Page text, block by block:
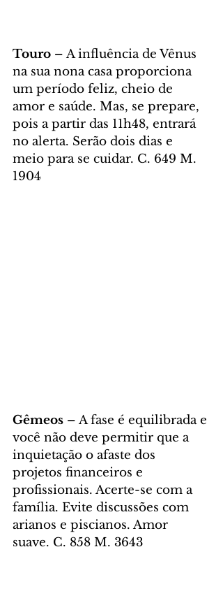
Touro – A influência de Vênus
na sua nona casa proporciona
um período feliz, cheio de
amor e saúde. Mas, se prepare,
pois a partir das 11h48, entrará
no alerta. Serão dois dias e
meio para se cuidar. C. 649 M.
1904
Gêmeos – A fase é equilibrada e
você não deve permitir que a
inquietação o afaste dos
projetos financeiros e
profissionais. Acerte-se com a
família. Evite discussões com
arianos e piscianos. Amor
suave. C. 858 M. 3643